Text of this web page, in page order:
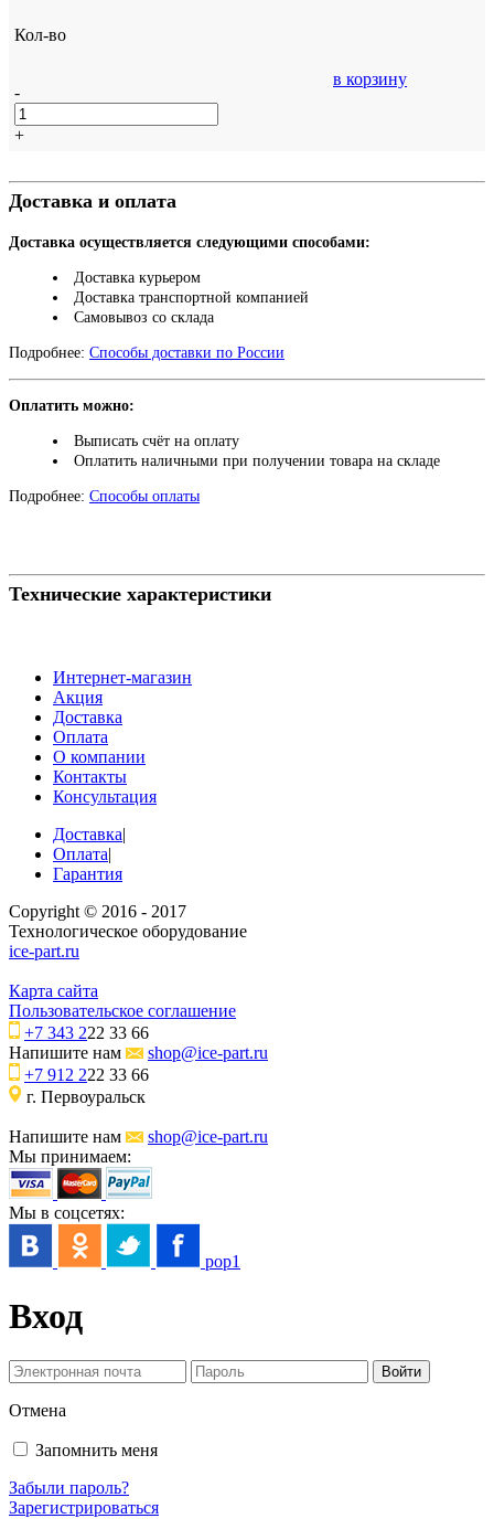
Кол-во
-
+
в корзину
Доставка и оплата
Доставка осуществляется следующими способами:
Доставка курьером
Доставка транспортной компанией
Самовывоз со склада
Подробнее: Способы доставки по России
Оплатить можно:
Выписать счёт на оплату
Оплатить наличными при получении товара на складе
Подробнее: Способы оплаты
Технические характеристики
Интернет-магазин
Акция
Доставка
Оплата
О компании
Контакты
Консультация
Доставка|
Оплата|
Гарантия
Copyright © 2016 - 2017
Технологическое оборудование
ice-part.ru
Карта сайта
Пользовательское соглашение
+7 343 222 33 66
Напишите нам
shop@ice-part.ru
+7 912 222 33 66
г. Первоуральск
Напишите нам
shop@ice-part.ru
Мы принимаем:
Мы в соцсетях:
pop1
Вход
Отмена
Запомнить меня
Забыли пароль?
Зарегистрироваться